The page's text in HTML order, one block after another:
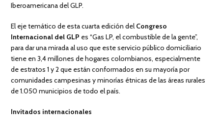
Iberoamericana del GLP.
El eje temático de esta cuarta edición del Congreso
Internacional del GLP es “Gas LP, el combustible de la gente”,
para dar una mirada al uso que este servicio público domiciliario
tiene en 3,4 millones de hogares colombianos, especialmente
de estratos 1 y 2 que están conformados en su mayoría por
comunidades campesinas y minorías étnicas de las áreas rurales
de 1.050 municipios de todo el país.
Invitados internacionales